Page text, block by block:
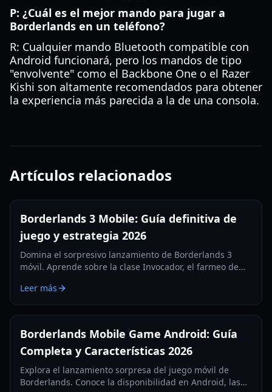
P: ¿Cuál es el mejor mando para jugar a
Borderlands en un teléfono?
R: Cualquier mando Bluetooth compatible con
Android funcionará, pero los mandos de tipo
"envolvente" como el Backbone One o el Razer
Kishi son altamente recomendados para obtener
la experiencia más parecida a la de una consola.
Artículos relacionados
Borderlands 3 Mobile: Guía definitiva de
juego y estrategia 2026
Domina el sorpresivo lanzamiento de Borderlands 3
móvil. Aprende sobre la clase Invocador, el farmeo de
completa.
Leer más
Borderlands Mobile Game Android: Guía
Completa y Características 2026
Explora el lanzamiento sorpresa del juego móvil de
Borderlands. Conoce la disponibilidad en Android, las